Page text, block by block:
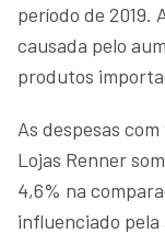
período de 2019.
causada pelo
produtos
As despesas
Lojas Renner
4,6% na
influenciado pela